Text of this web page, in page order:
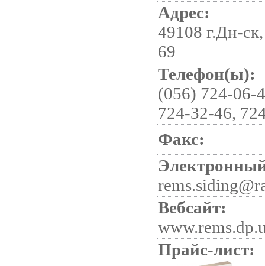
Адрес:
49108 г.Дн-
69
Телефон(ы):
(056) 724-06-
724-32-46,
Факс:
Вебсайт:
Прайс-лист: